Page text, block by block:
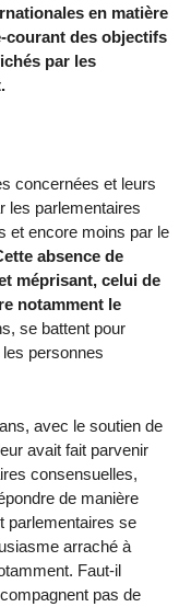
en matière
courant des objectifs
par les
concernées et leurs
les parlementaires
et encore moins par le
absence de
méprisant, celui de
notamment le
se battent pour
personnes
avec le soutien de
avait fait parvenir
consensuelles,
de manière
parlementaires se
arraché à
Faut-il
pas de